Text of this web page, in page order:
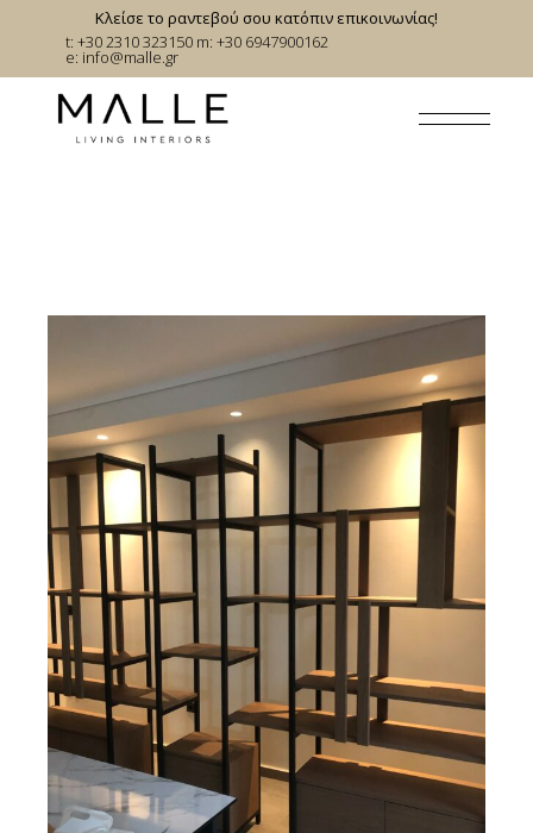
t: +30 2310 323150 m: +30 6947900162
e: info@malle.gr
Κλείσε το ραντεβού σου κατόπιν επικοινωνίας!